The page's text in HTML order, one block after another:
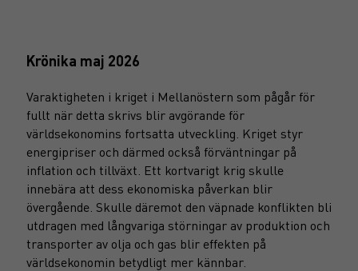
Krönika maj 2026
Varaktigheten i kriget i Mellanöstern som pågår för
fullt när detta skrivs blir avgörande för
världsekonomins fortsatta utveckling. Kriget styr
energipriser och därmed också förväntningar på
inflation och tillväxt. Ett kortvarigt krig skulle
innebära att dess ekonomiska påverkan blir
övergående. Skulle däremot den väpnade konflikten bli
utdragen med långvariga störningar av produktion och
transporter av olja och gas blir effekten på
världsekonomin betydligt mer kännbar.